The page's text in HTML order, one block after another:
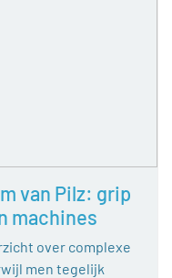
van Pilz: grip
machines
over complexe
men tegelijk